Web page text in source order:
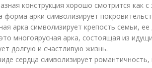
конструкция хорошо смотрится как
форма арки символизирует
арка символизирует крепость семьи, ее
многоярусная арка, состоящая из
долгую и счастливую жизнь.
сердца символизирует